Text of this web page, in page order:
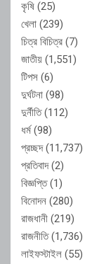
কৃষি (25)
খেলা (239)
চিত্র বিচিত্র (7)
জাতীয় (1,551)
টিপস (6)
দুর্ঘটনা (98)
দুর্নীতি(112)
ধর্ম(98)
প্রচ্ছদ(11,737)
প্রতিবাদ(2)
বিজ্ঞপ্তি(1)
বিনোদন (280)
রাজধানী (219)
রাজনীতি(1,736)
লাইফস্টাইল (55)